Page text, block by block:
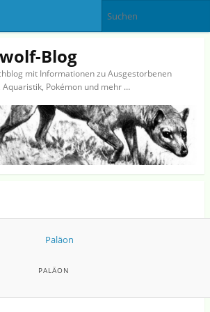
Blog
mit Informationen zu Ausgestorbenen
Pokémon und mehr …
PALÄON